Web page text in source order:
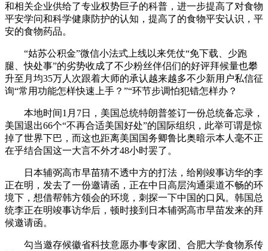
和相关企业供给了专业权势巨子的科普，进一步提高了对食物
平安学问和科学健康防护的认知，提高了的食物平安认识，平
安的食物药品。
“姑苏公积金”微信小法式上线以来凭仗“免下载、少跑
腿、快处事”的劣势收成了不少粉丝伴侣们的好评拜候量也攀
升至月均35万人次跟着大师的承认越来越多不少新用户私信征
询“常用功能怎样快速上手？”“环节步调怕犯错怎样办？
本地时间1月7日，美国总统特朗普签订一份总统备忘录，
美国退出66个“不再合适美国好处”的国际组织，此举可谓是惊
掉了世界下巴，而这也距离美国国务卿鲁比奥暗示本人毫不正
在乎结合国这一大言不外才48小时罢了。
日本辅弼高市早苗猜不透中方的打法，给刚竣事访华的李
正在明，发去了一份邀请函，正在中日高层沟通渠道不畅的环
境下，想借帮韩方领会的环境，刺探一下中国的口风。韩国总
统李正在明竣事访华后，顿时接到日本辅弼高市早苗发来的拜
候邀请函。
勾当邀存候徽省科技意愿办事专家团、合肥大学食物系传